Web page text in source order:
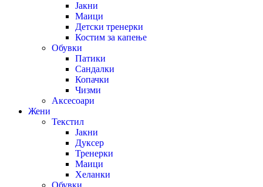
Јакни
Маици
Детски тренерки
Костим за капење
Обувки
Патики
Сандалки
Копачки
Чизми
Аксесоари
Жени
Текстил
Јакни
Дуксер
Тренерки
Маици
Хеланки
Обувки